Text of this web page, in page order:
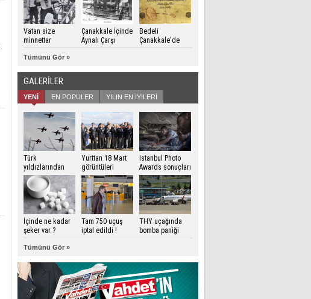
Vatan size
minnettar
Çanakkale İçinde
Aynalı Çarşı
Bedeli
Çanakkale'de
ödendi
Tümünü Gör »
GALERİLER
YENİ EN POPULER YILIN EN İYİLERİ
Türk
yıldızlarından
Çanakkale Zaferi
gösterisi
Yurttan 18 Mart
görüntüleri
Istanbul Photo
Awards sonuçları
açıklandı
İçinde ne kadar
şeker var ?
Tam 750 uçuş
iptal edildi !
THY uçağında
bomba paniği
Tümünü Gör »